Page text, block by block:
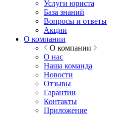
Услуги юриста
База знаний
Вопросы и ответы
Акции
О компании
О компании
О нас
Наша команда
Новости
Отзывы
Гарантии
Контакты
Приложение